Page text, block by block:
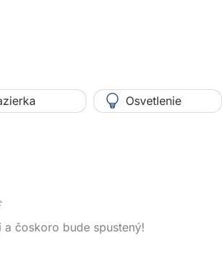
Osvetlenie
čoskoro bude spustený!